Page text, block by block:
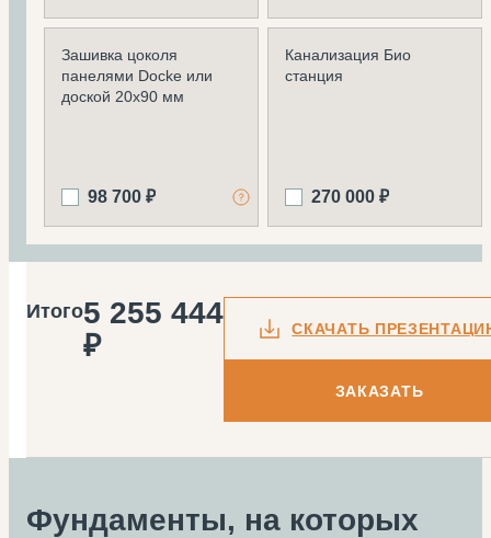
Зашивка цоколя
панелями Docke или
доской 20х90 мм
98 700 ₽
Канализация Био
станция
270 000 ₽
Итого5 255 444
₽
СКАЧАТЬ
ЗАКАЗАТЬ
Фундаменты, на которых